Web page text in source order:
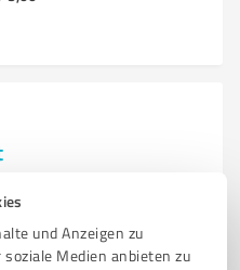
und Anzeigen zu
Medien anbieten zu
14169 Berlin